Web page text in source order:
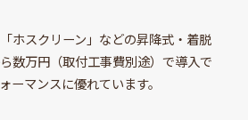
ホスクリーン」などの昇降式・着脱
数万円（取付工事費別途）で導入で
ーマンスに優れています。